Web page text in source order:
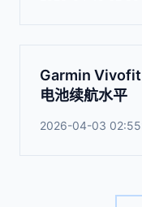
Garmin Vivofit
电池续航水平
2026-04-03